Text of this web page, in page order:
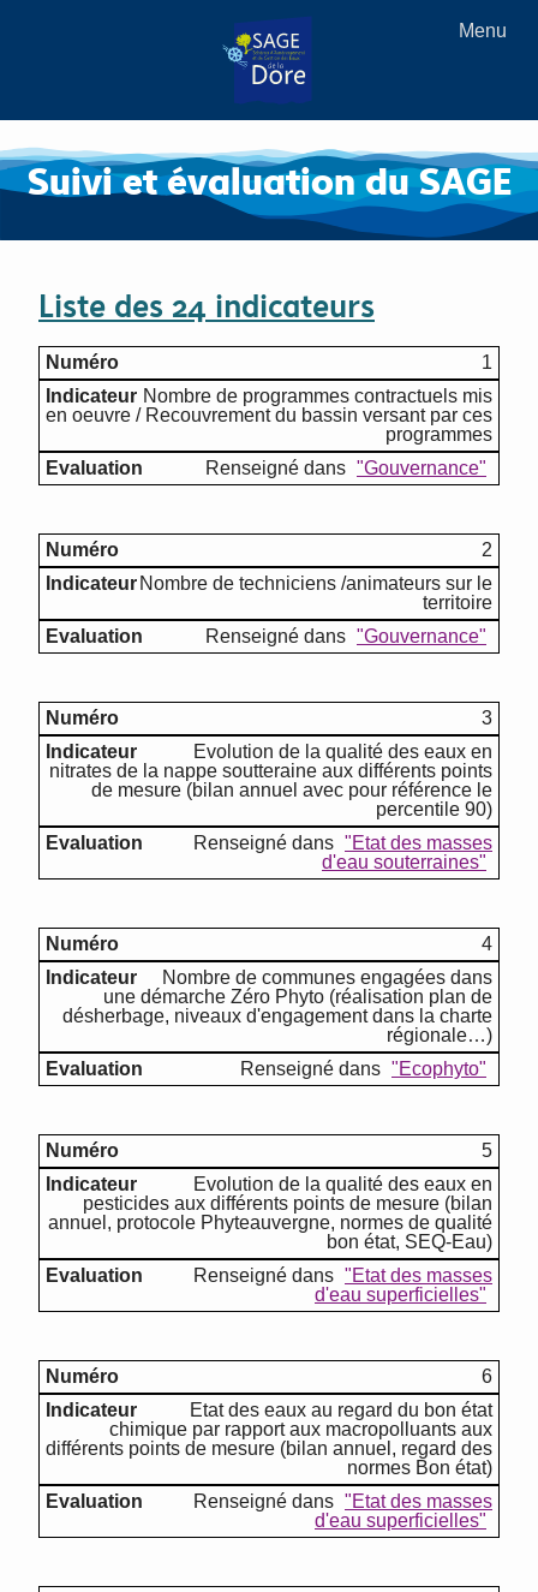
Menu
Suivi et évaluation du SAGE
Liste des 24 indicateurs
1
Nombre de programmes contractuels mis
en oeuvre / Recouvrement du bassin versant par ces
programmes
Renseigné dans "Gouvernance"
2
Nombre de techniciens /animateurs sur le
territoire
Renseigné dans "Gouvernance"
3
Evolution de la qualité des eaux en
nitrates de la nappe soutteraine aux différents points
de mesure (bilan annuel avec pour référence le
percentile 90)
Renseigné dans "Etat des masses
d'eau souterraines"
4
Nombre de communes engagées dans
une démarche Zéro Phyto (réalisation plan de
désherbage, niveaux d'engagement dans la charte
régionale…)
Renseigné dans "Ecophyto"
5
Evolution de la qualité des eaux en
pesticides aux différents points de mesure (bilan
annuel, protocole Phyteauvergne, normes de qualité
bon état, SEQ-Eau)
Renseigné dans "Etat des masses
d'eau superficielles"
6
Etat des eaux au regard du bon état
chimique par rapport aux macropolluants aux
différents points de mesure (bilan annuel, regard des
normes Bon état)
Renseigné dans "Etat des masses
d'eau superficielles"